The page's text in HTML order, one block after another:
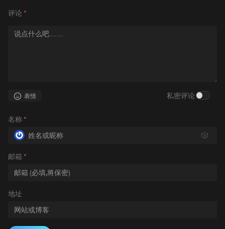
评论 *
表情 私密评论
名称 *
🎲
邮箱 *
地址